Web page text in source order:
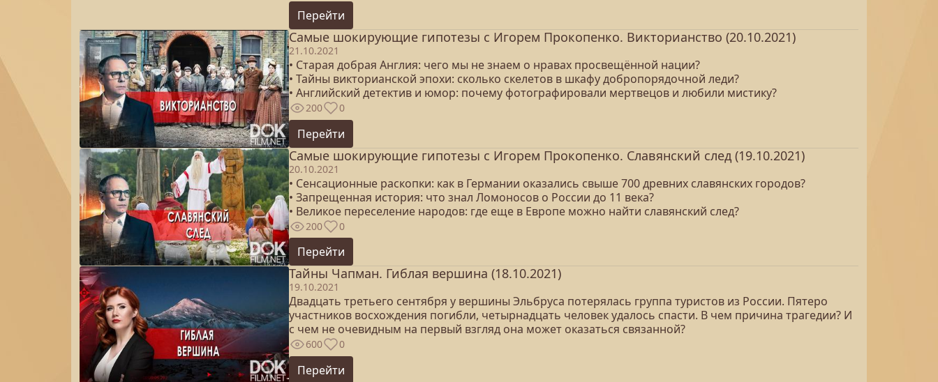
Перейти
Самые шокирующие гипотезы с Игорем Прокопенко. Викторианство (20.10.2021)
21.10.2021
• Старая добрая Англия: чего мы не знаем о нравах просвещённой нации?
• Тайны викторианской эпохи: сколько скелетов в шкафу добропорядочной леди?
• Английский детектив и юмор: почему фотографировали мертвецов и любили мистику?
200 0
Перейти
Самые шокирующие гипотезы с Игорем Прокопенко. Славянский след (19.10.2021)
20.10.2021
• Сенсационные раскопки: как в Германии оказались свыше 700 древних славянских городов?
• Запрещенная история: что знал Ломоносов о России до 11 века?
• Великое переселение народов: где еще в Европе можно найти славянский след?
200 0
Перейти
Тайны Чапман. Гиблая вершина (18.10.2021)
19.10.2021
Двадцать третьего сентября у вершины Эльбруса потерялась группа туристов из России. Пятеро
участников восхождения погибли, четырнадцать человек удалось спасти. В чем причина трагедии? И
с чем не очевидным на первый взгляд она может оказаться связанной?
600 0
Перейти